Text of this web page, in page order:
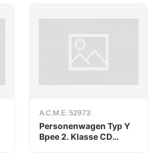
A.C.M.E. 52973
Personenwagen Typ Y
Bpee 2. Klasse CD